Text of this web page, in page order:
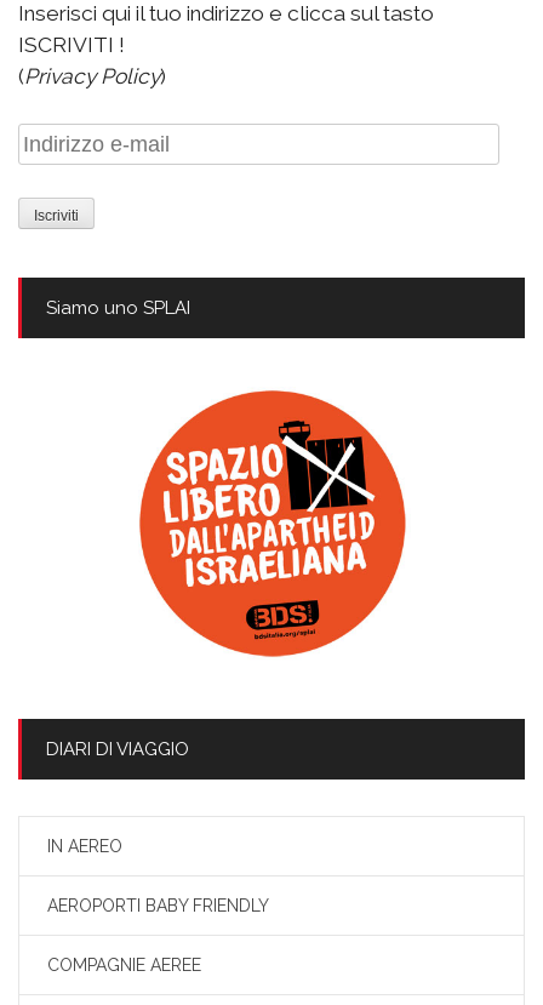
Inserisci qui il tuo indirizzo e clicca sul tasto
ISCRIVITI !
(Privacy Policy)
Indirizzo
e-
mail
Siamo uno SPLAI
DIARI DI VIAGGIO
IN AEREO
AEROPORTI BABY FRIENDLY
COMPAGNIE AEREE